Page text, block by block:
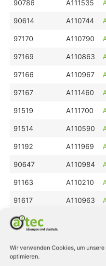
Wir verwenden Cookies, um
optimieren.
90786 A111535
90614 A110744
97170 A110790
97169 A110863
97166 A110967
97167 A111460
91519 A111700
91514 A110590
91192 A111969
90647 A110984
91163 A110210
91617 A110963
97210
97206